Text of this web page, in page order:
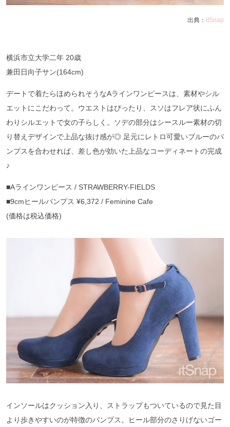
出典： itSnap
横浜市立大学二年 20歳
兼田日向子サン(164cm)
デートで着たらほめられそうなAラインワンピースは、素材やシル
エットにこだわって。ウエストはぴったり、スソはフレア状にふん
わりシルエットで女の子らしく。ソデの部分はシースルー素材の切
り替えデザインで上品な抜け感が◎ 足元にレトロ可愛いブルーのパ
ンプスを合わせれば、差し色が効いた上品なコーディネートの完成
♪
■Aラインワンピース / STRAWBERRY-FIELDS
■9cmヒールパンプス ¥6,372 / Feminine Cafe
(価格は税込価格)
インソールはクッション入り、ストラップもついているので見た目
より歩きやすいのが特徴のパンプス。ヒール部分のさりげないゴー